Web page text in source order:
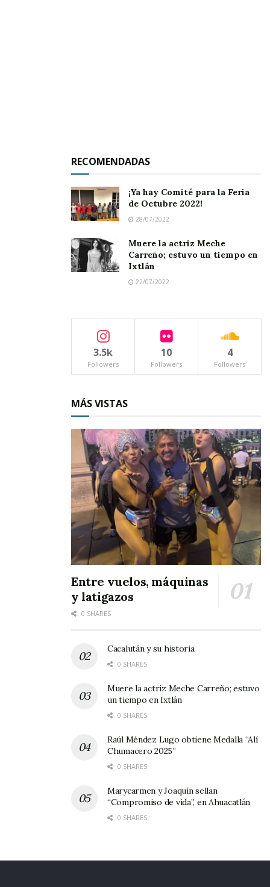
RECOMENDADAS
¡Ya hay Comité para la Feria
de Octubre 2022!
28/07/2022
Muere la actriz Meche
Carreño; estuvo un tiempo en
Ixtlán
22/07/2022
3.5k
Followers
10
Followers
4
Followers
MÁS VISTAS
Entre vuelos, máquinas
y latigazos
0 SHARES
Cacalután y su historia
0 SHARES
Muere la actriz Meche Carreño; estuvo
un tiempo en Ixtlán
0 SHARES
Raúl Méndez Lugo obtiene Medalla “Alí
Chumacero 2025”
0 SHARES
Marycarmen y Joaquín sellan
“Compromiso de vida”, en Ahuacatlán
0 SHARES